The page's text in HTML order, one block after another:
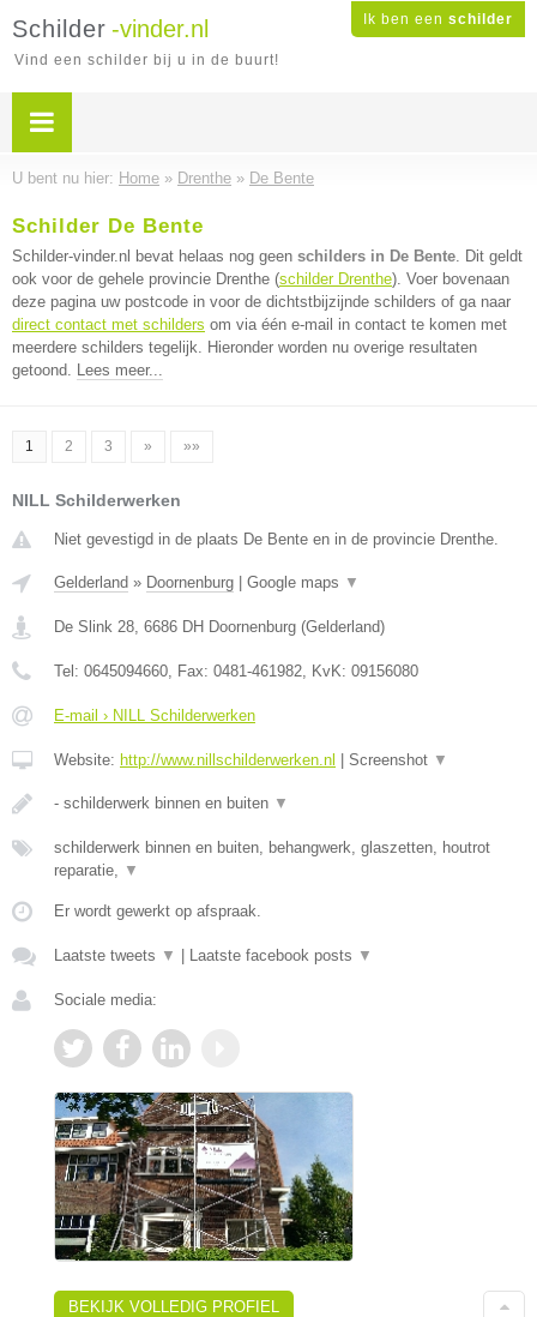
Ik ben een schilder
Schilder -vinder.nl
Vind een schilder bij u in de buurt!
U bent nu hier: Home » Drenthe » De Bente
Schilder De Bente
Schilder-vinder.nl bevat helaas nog geen schilders in De Bente. Dit geldt
ook voor de gehele provincie Drenthe (schilder Drenthe). Voer bovenaan
deze pagina uw postcode in voor de dichtstbijzijnde schilders of ga naar
direct contact met schilders om via één e-mail in contact te komen met
meerdere schilders tegelijk. Hieronder worden nu overige resultaten
getoond. Lees meer...
1 2 3 » »»
NILL Schilderwerken
Niet gevestigd in de plaats De Bente en in de provincie Drenthe.
Gelderland » Doornenburg Google maps ▼
De Slink 28, 6686 DH Doornenburg (Gelderland)
Tel: 0645094660, Fax: 0481-461982, KvK: 09156080
E-mail › NILL Schilderwerken
Website: http://www.nillschilderwerken.nl Screenshot ▼
- schilderwerk binnen en buiten ▼
schilderwerk binnen en buiten, behangwerk, glaszetten, houtrot
reparatie, ▼
Er wordt gewerkt op afspraak.
Laatste tweets ▼ Laatste facebook posts ▼
Sociale media:
BEKIJK VOLLEDIG PROFIEL